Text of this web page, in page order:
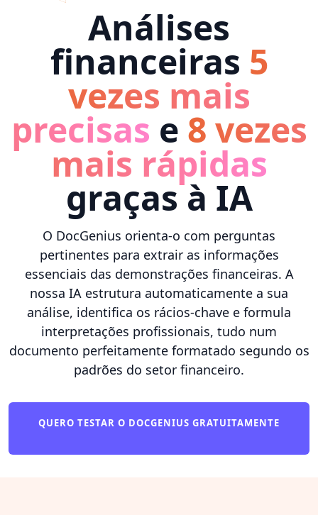
Análises
financeiras 5
vezes mais
precisas e 8 vezes
mais rápidas
graças à IA
O DocGenius orienta-o com perguntas
pertinentes para extrair as informações
essenciais das demonstrações financeiras. A
nossa IA estrutura automaticamente a sua
análise, identifica os rácios-chave e formula
interpretações profissionais, tudo num
documento perfeitamente formatado segundo os
padrões do setor financeiro.
QUERO TESTAR O DOCGENIUS GRATUITAMENTE